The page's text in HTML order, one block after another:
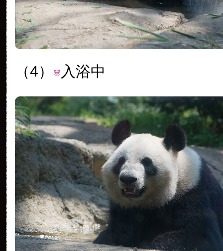
（4） 入浴中